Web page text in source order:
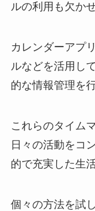
ルの利用も欠か
カレンダーアプ
ルなどを活用し
的な情報管理を
これらのタイム
日々の活動をコ
的で充実した生
個々の方法を試